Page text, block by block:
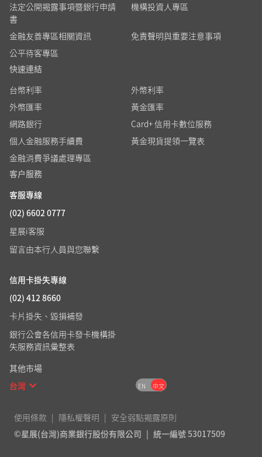
法定公開揭露事項暨銀行申請
書
機構投資人專區
金融友善專區相關資訊
免責聲明與重要注意事項
公平待客專區
快速連結
台幣利率
外幣利率
外幣匯率
黃金匯率
網路銀行
Card+ 信用卡數位服務
個人金融服務手續費
黃金現貨提領一覽表
金融消費爭議處理專區
客户服務
客服專線
(02) 6602 0777
星展i客服
留言由本行人員與您聯繫
信用卡掛失專線
(02) 412 8660
卡片掛失、毀損補發
銀行公會各信用卡發卡機構掛
失服務資訊彙整表
其他市場
台灣
EN 中文
使用條款 隱私權聲明
安全弱點揭露原則
©星展(台灣)商業銀行股份有限公司
統一編號 53017509